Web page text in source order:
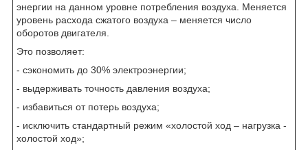
энергии на данном уровне потребления воздуха. Меняется
уровень расхода сжатого воздуха – меняется число
оборотов двигателя.
Это позволяет:
- сэкономить до 30% электроэнергии;
- выдерживать точность давления воздуха;
- избавиться от потерь воздуха;
- исключить стандартный режим «холостой ход – нагрузка -
холостой ход»;